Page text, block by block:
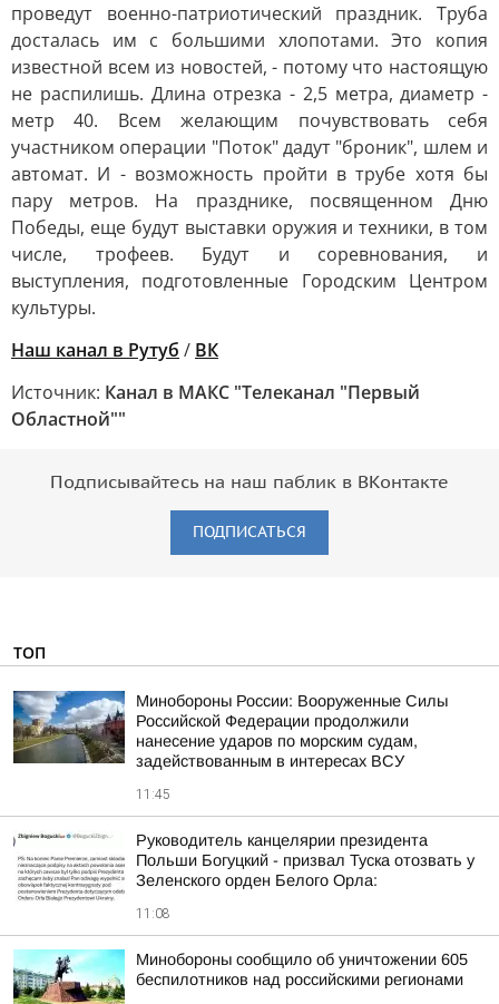
проведут военно-патриотический праздник. Труба
досталась им с большими хлопотами. Это копия
известной всем из новостей, - потому что настоящую
не распилишь. Длина отрезка - 2,5 метра, диаметр -
метр 40. Всем желающим почувствовать себя
участником операции "Поток" дадут "броник", шлем и
автомат. И - возможность пройти в трубе хотя бы
пару метров. На празднике, посвященном Дню
Победы, еще будут выставки оружия и техники, в том
числе, трофеев. Будут и соревнования, и
выступления, подготовленные Городским Центром
культуры.
Наш канал в Рутуб / ВК
Источник: Канал в МАКС "Телеканал "Первый
Областной""
Подписывайтесь на наш паблик в ВКонтакте
ПОДПИСАТЬСЯ
ТОП
Минобороны России: Вооруженные Силы
Российской Федерации продолжили
нанесение ударов по морским судам,
задействованным в интересах ВСУ
11:45
Руководитель канцелярии президента
Польши Богуцкий - призвал Туска отозвать у
Зеленского орден Белого Орла:
11:08
Минобороны сообщило об уничтожении 605
беспилотников над российскими регионами